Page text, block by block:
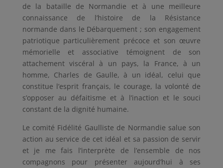
de la bataille de Normandie et à une meilleure
connaissance de l’histoire de la Résistance
normande dans le Débarquement ; son engagement
patriotique particulièrement précoce et son œuvre
mémorielle et associative témoignent de son
attachement viscéral à un pays, la France, à un
homme, Charles de Gaulle, à un idéal, celui que
constitue l’esprit français, le courage, la volonté de
s’opposer au défaitisme et à l’inaction et le souci
constant de la dignité humaine.
Le comité Fidélité Gaulliste de Normandie salue son
action au service de cet idéal et sa passion de servir
et je me fais l’interprète de l’ensemble de nos
compagnons pour présenter aujourd’hui à ses